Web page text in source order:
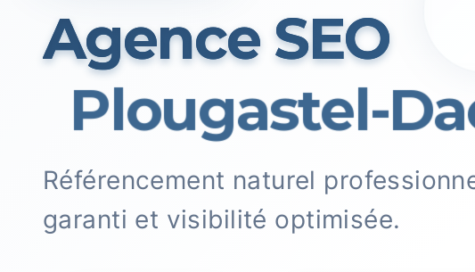
Agence SEO
Plougastel-
Référencement naturel
garanti et visibilité optimisée.